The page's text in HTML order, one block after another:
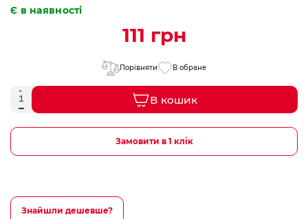
Є в наявності
111 грн
Порівняти В обране
В кошик
Замовити в 1 клік
Знайшли дешевше?